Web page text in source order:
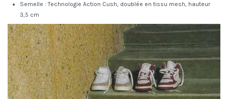
Semelle : Technologie Action Cush, doublée en tissu mesh, hauteur
3,5 cm